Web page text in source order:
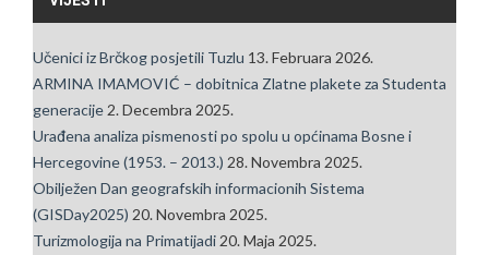
Učenici iz Brčkog posjetili Tuzlu 13. Februara 2026.
ARMINA IMAMOVIĆ – dobitnica Zlatne plakete za Studenta
generacije 2. Decembra 2025.
Urađena analiza pismenosti po spolu u općinama Bosne i
Hercegovine (1953. – 2013.) 28. Novembra 2025.
Obilježen Dan geografskih informacionih Sistema
(GISDay2025) 20. Novembra 2025.
Turizmologija na Primatijadi 20. Maja 2025.